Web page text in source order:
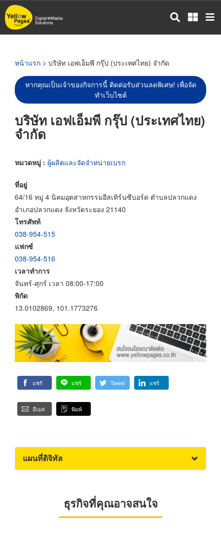
ข้าม
ไป
หน้าแรก > บริษัท เอฟเอ็มพี กรุ๊ป (ประเทศไทย) จำกัด
หากคุณเป็นเจ้าของกิจการนี้ ติดต่อรับส่วนลดพิเศษ! เพื่อจัด
ทำเว็บไซต์
บริษัท เอฟเอ็มพี กรุ๊ป (ประเทศไทย)
จำกัด
หมวดหมู่ : ผู้ผลิตและจัดจำหน่ายเบรก
ที่อยู่
64/16 หมู่ 4 นิคมอุตสาหกรรมอีสเทิร์นซีบอร์ด ตำบลปลวกแดง
อำเภอปลวกแดง จังหวัดระยอง 21140
โทรศัพท์
038-954-515
แฟกซ์
038-954-516
เวลาทำการ
จันทร์-ศุกร์ เวลา 08:00-17:00
พิกัด
13.0102869, 101.1773276
แชร์ แชร์ Tweet แชร์
อีเมล พิมพ์
แผนที่ดิจิทัล
ธุรกิจที่คุณอาจสนใจ